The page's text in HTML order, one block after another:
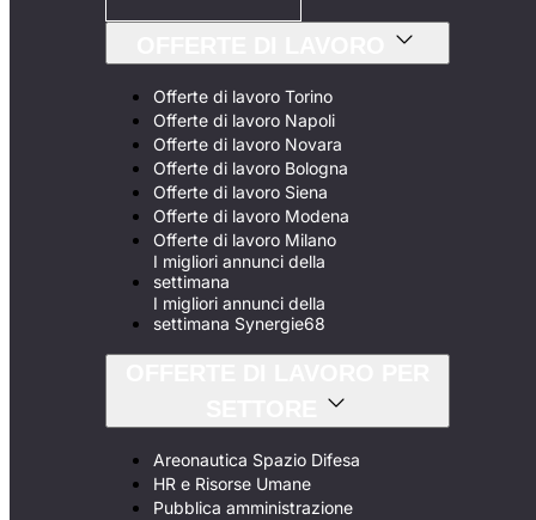
Offerte di lavoro Torino
Offerte di lavoro Napoli
Offerte di lavoro Novara
Offerte di lavoro Bologna
Offerte di lavoro Siena
Offerte di lavoro Modena
Offerte di lavoro Milano
I migliori annunci della
settimana
I migliori annunci della
settimana Synergie68
Areonautica Spazio Difesa
HR e Risorse Umane
Pubblica amministrazione